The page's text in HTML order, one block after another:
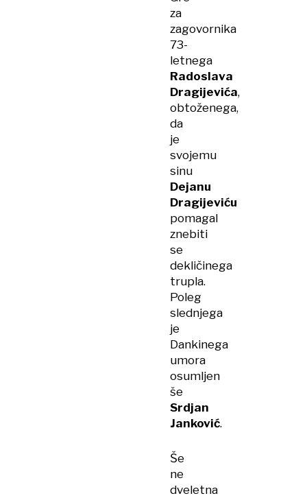
za
zagovornika
73-
letnega
Radoslava
Dragijevića,
obtoženega,
da
je
svojemu
sinu
Dejanu
Dragijeviću
pomagal
znebiti
se
dekličinega
trupla.
Poleg
slednjega
je
Dankinega
umora
osumljen
še
Srdjan
Janković.
Še
ne
dveletna